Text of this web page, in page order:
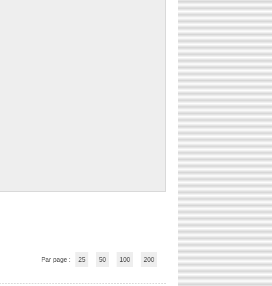
Par page : 25 50 100 200